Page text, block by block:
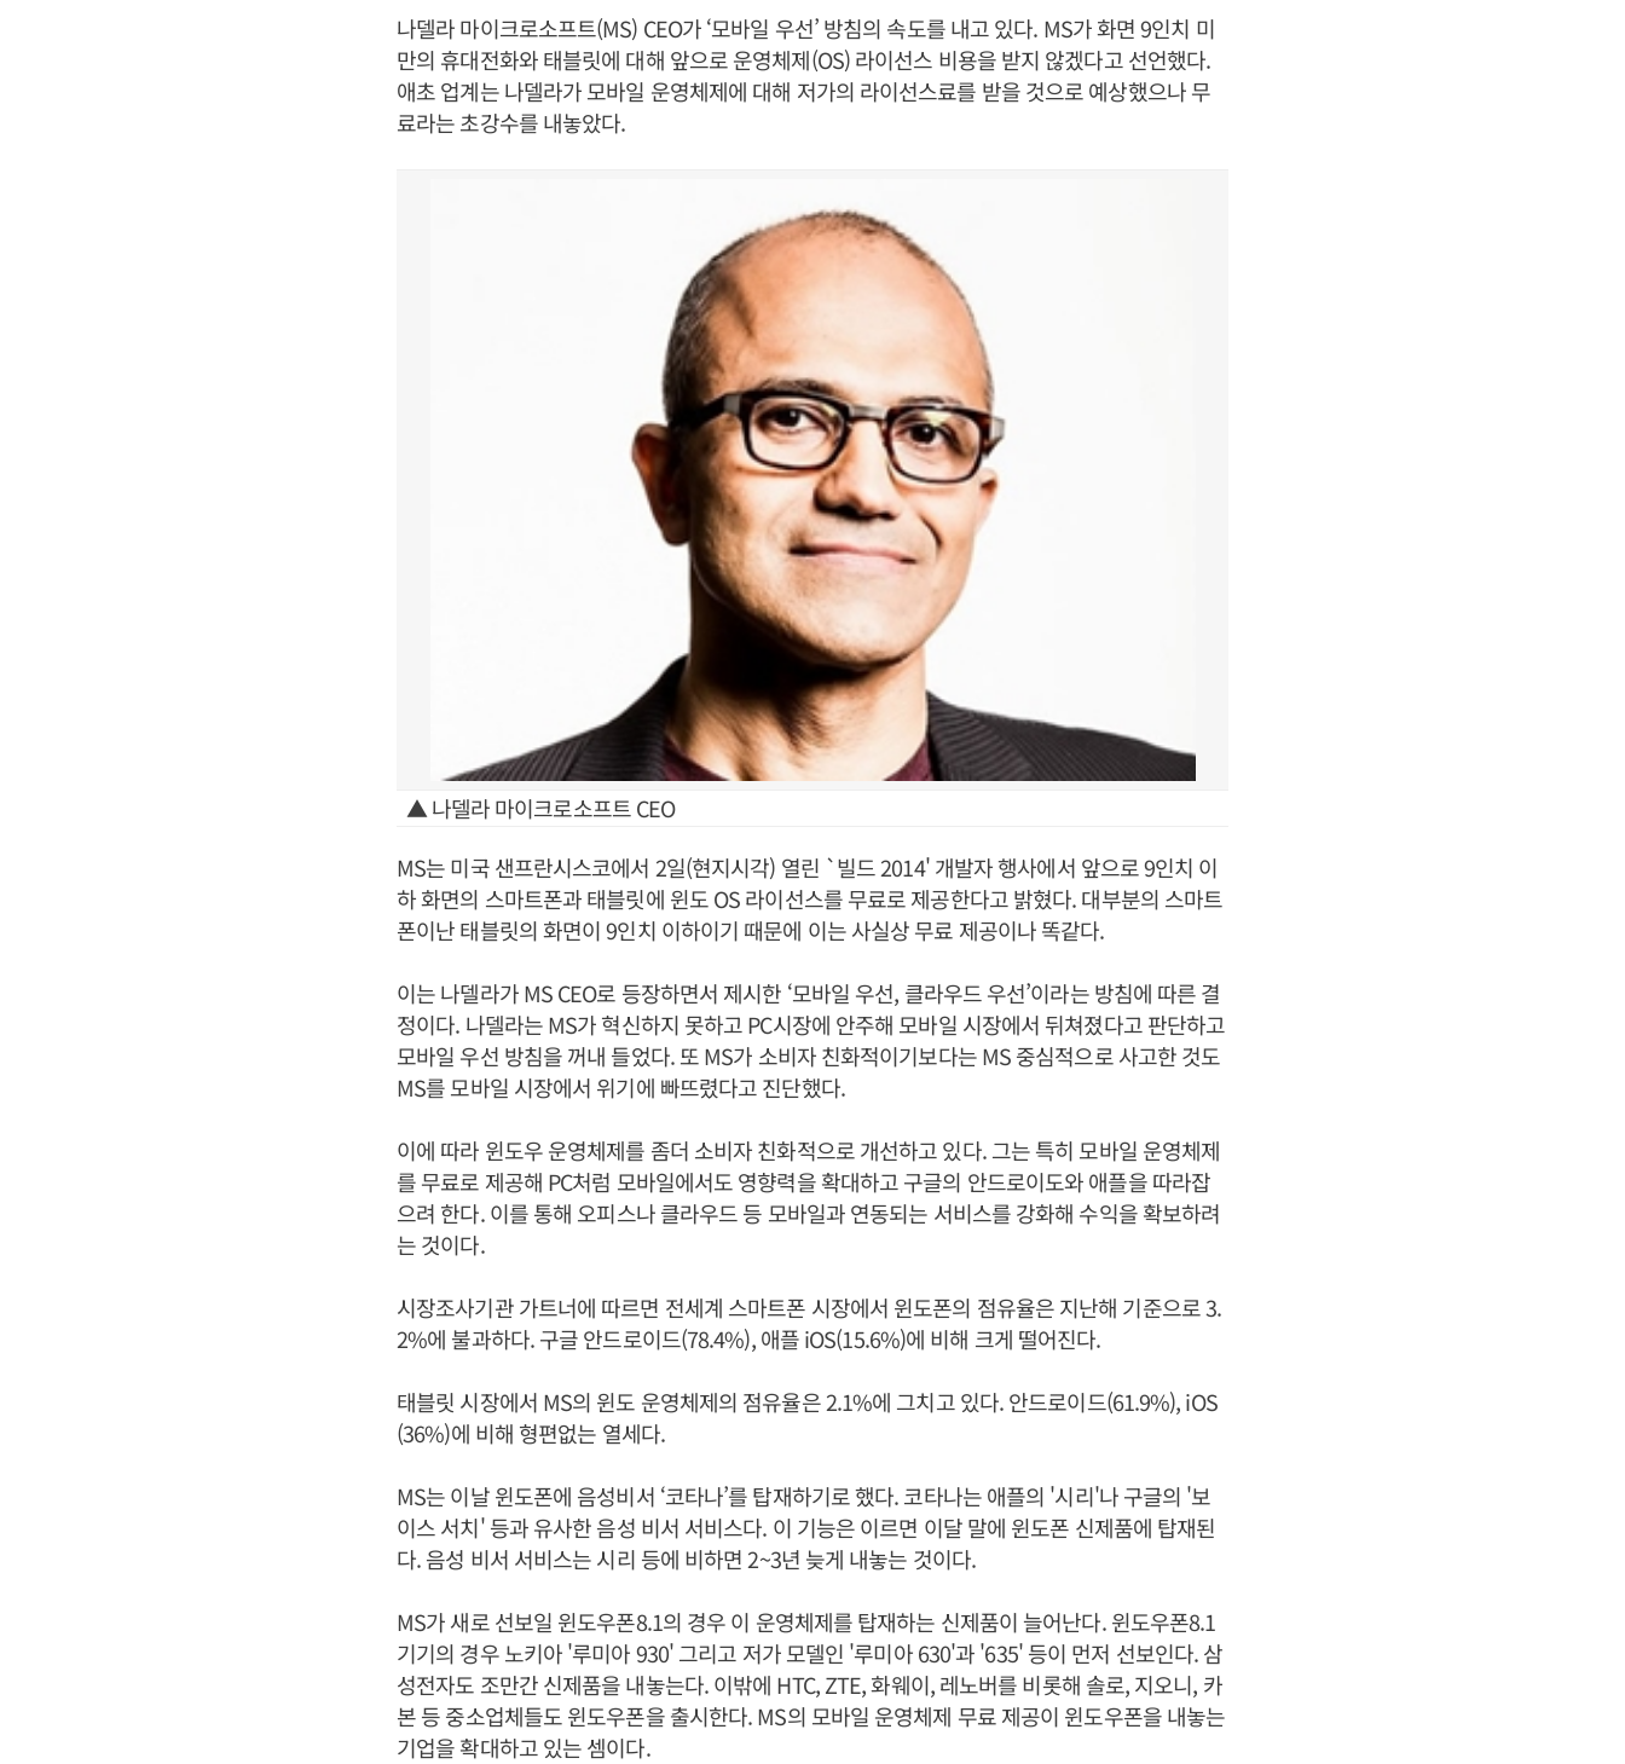
나델라 마이크로소프트(MS) CEO가 ‘모바일 우선’ 방침의 속도를 내고 있다. MS가 화면 9인치 미
만의 휴대전화와 태블릿에 대해 앞으로 운영체제(OS) 라이선스 비용을 받지 않겠다고 선언했다.
애초 업계는 나델라가 모바일 운영체제에 대해 저가의 라이선스료를 받을 것으로 예상했으나 무
료라는 초강수를 내놓았다.
▲ 나델라 마이크로소프트 CEO
MS는 미국 샌프란시스코에서 2일(현지시각) 열린 `빌드 2014' 개발자 행사에서 앞으로 9인치 이
하 화면의 스마트폰과 태블릿에 윈도 OS 라이선스를 무료로 제공한다고 밝혔다. 대부분의 스마트
폰이난 태블릿의 화면이 9인치 이하이기 때문에 이는 사실상 무료 제공이나 똑같다.
이는 나델라가 MS CEO로 등장하면서 제시한 ‘모바일 우선, 클라우드 우선’이라는 방침에 따른 결
정이다. 나델라는 MS가 혁신하지 못하고 PC시장에 안주해 모바일 시장에서 뒤쳐졌다고 판단하고
모바일 우선 방침을 꺼내 들었다. 또 MS가 소비자 친화적이기보다는 MS 중심적으로 사고한 것도
MS를 모바일 시장에서 위기에 빠뜨렸다고 진단했다.
이에 따라 윈도우 운영체제를 좀더 소비자 친화적으로 개선하고 있다. 그는 특히 모바일 운영체제
를 무료로 제공해 PC처럼 모바일에서도 영향력을 확대하고 구글의 안드로이도와 애플을 따라잡
으려 한다. 이를 통해 오피스나 클라우드 등 모바일과 연동되는 서비스를 강화해 수익을 확보하려
는 것이다.
시장조사기관 가트너에 따르면 전세계 스마트폰 시장에서 윈도폰의 점유율은 지난해 기준으로 3.
2%에 불과하다. 구글 안드로이드(78.4%), 애플 iOS(15.6%)에 비해 크게 떨어진다.
태블릿 시장에서 MS의 윈도 운영체제의 점유율은 2.1%에 그치고 있다. 안드로이드(61.9%), iOS
(36%)에 비해 형편없는 열세다.
MS는 이날 윈도폰에 음성비서 ‘코타나’를 탑재하기로 했다. 코타나는 애플의 '시리'나 구글의 '보
이스 서치' 등과 유사한 음성 비서 서비스다. 이 기능은 이르면 이달 말에 윈도폰 신제품에 탑재된
다. 음성 비서 서비스는 시리 등에 비하면 2~3년 늦게 내놓는 것이다.
MS가 새로 선보일 윈도우폰8.1의 경우 이 운영체제를 탑재하는 신제품이 늘어난다. 윈도우폰8.1
기기의 경우 노키아 '루미아 930' 그리고 저가 모델인 '루미아 630'과 '635' 등이 먼저 선보인다. 삼
성전자도 조만간 신제품을 내놓는다. 이밖에 HTC, ZTE, 화웨이, 레노버를 비롯해 솔로, 지오니, 카
본 등 중소업체들도 윈도우폰을 출시한다. MS의 모바일 운영체제 무료 제공이 윈도우폰을 내놓는
기업을 확대하고 있는 셈이다.